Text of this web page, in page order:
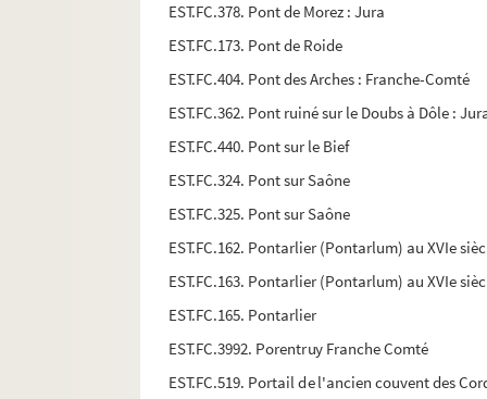
EST.FC.378. Pont de Morez : Jura
EST.FC.173. Pont de Roide
EST.FC.404. Pont des Arches : Franche-Comté
EST.FC.362. Pont ruiné sur le Doubs à Dôle :
EST.FC.440. Pont sur le Bief
EST.FC.324. Pont sur Saône
EST.FC.325. Pont sur Saône
EST.FC.162. Pontarlier (Pontarlum) au XVIe
EST.FC.163. Pontarlier (Pontarlum) au XVIe
EST.FC.165. Pontarlier
EST.FC.3992. Porentruy Franche Comté
EST.FC.519. Portail de l'ancien couvent des